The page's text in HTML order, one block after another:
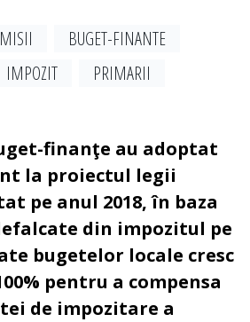
BUGET-FINANTE
IMPOZIT
PRIMARII
finanţe au adoptat
la proiectul legii
pe anul 2018, în baza
din impozitul pe
bugetelor locale cresc
pentru a compensa
de impozitare a